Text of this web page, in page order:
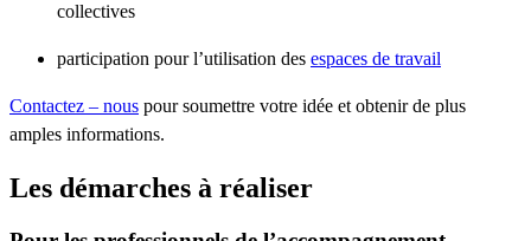
collectives
participation pour l’utilisation des espaces de travail
Contactez – nous pour soumettre votre idée et obtenir de plus
amples informations.
Les démarches à réaliser